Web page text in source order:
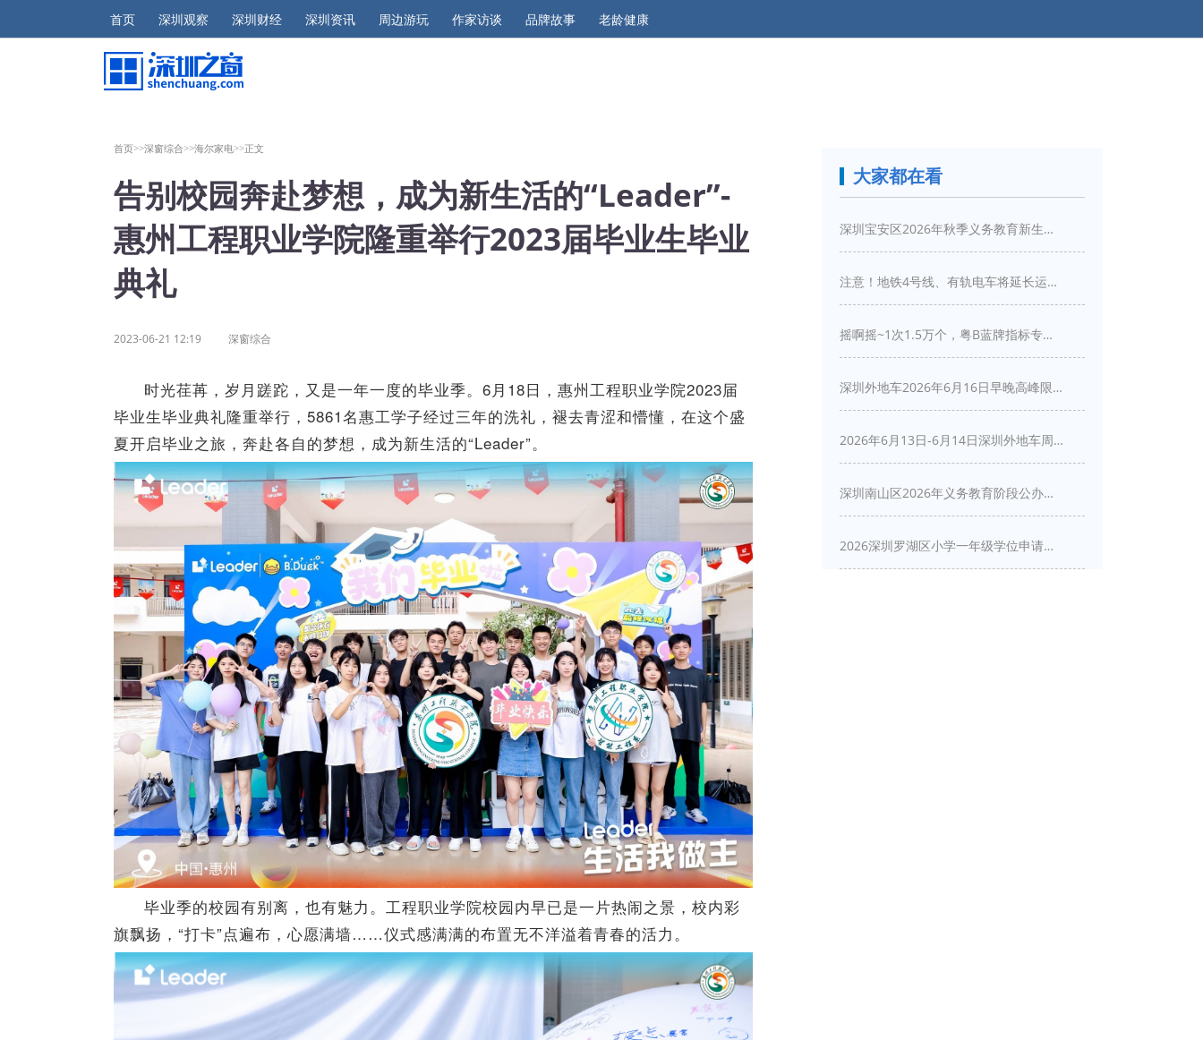
首页 深圳观察 深圳财经 深圳资讯 周边游玩 作家访谈 品牌故事 老龄健康
首页>>深窗综合>>海尔家电>>正文
告别校园奔赴梦想，成为新生活的“Leader”-
惠州工程职业学院隆重举行2023届毕业生毕业
典礼
2023-06-21 12:19 深窗综合
时光荏苒，岁月蹉跎，又是一年一度的毕业季。 6月 18日，惠州工程职业学院2023届
毕业生毕业典礼隆重举行， 5861名惠工学子经过三年的洗礼，褪去青涩和懵懂，在这个盛
夏开启毕业之旅，奔赴各自的梦想，成为新生活的“Leader”。
毕业季的校园有别离，也有魅力。工程职业学院校园内早已是一片热闹之景，校内彩
旗飘扬，“打卡”点遍布，心愿满墙……仪式感满满的布置无不洋溢着青春的活力。
大家都在看
深圳宝安区2026年秋季义务教育新生入学指引
注意！地铁4号线、有轨电车将延长运营服务！
摇啊摇~1次1.5万个，粤B蓝牌指标专项摇号又来啦！
深圳外地车2026年6月16日早晚高峰限行详情
2026年6月13日-6月14日深圳外地车周末限行吗
深圳南山区2026年义务教育阶段公办学校新生入学申请指南
2026深圳罗湖区小学一年级学位申请指南